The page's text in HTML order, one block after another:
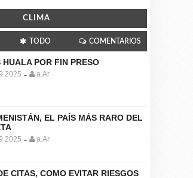
CLIMA
TODO COMENTARIOS
HUALA POR FIN PRESO
2025 - a.Ar
EL PAÍS MÁS RARO DEL
2025 - a.Ar
CITAS, COMO EVITAR RIESGOS